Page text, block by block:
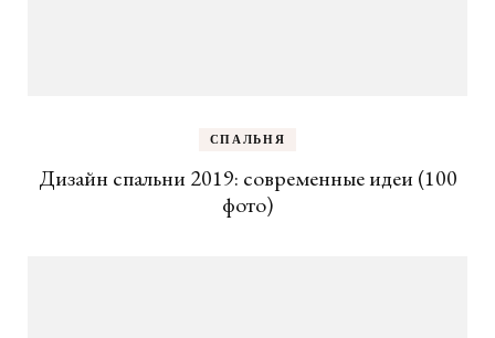
СПАЛЬНЯ
Дизайн спальни 2019: современные идеи (100
фото)